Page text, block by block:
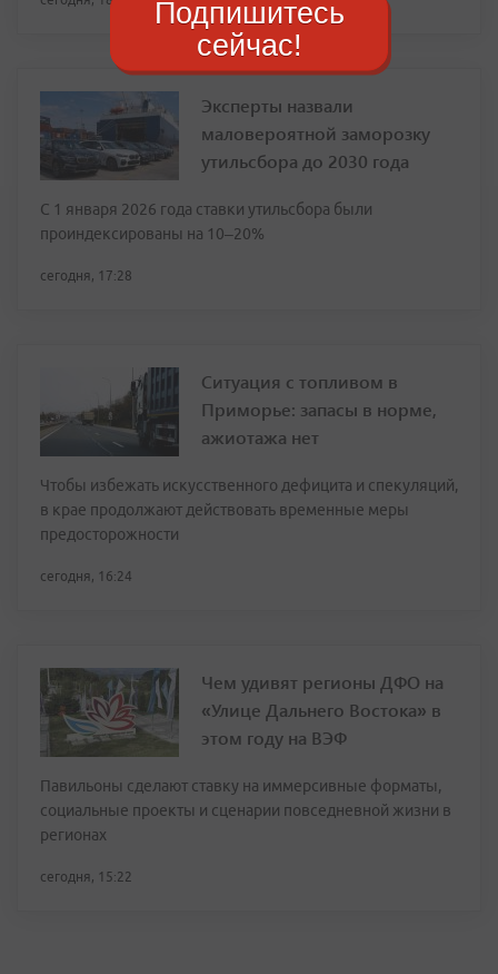
Эксперты назвали
маловероятной заморозку
утильсбора до 2030 года
С 1 января 2026 года ставки утильсбора были
проиндексированы на 10–20%
сегодня, 17:28
Ситуация с топливом в
Приморье: запасы в норме,
ажиотажа нет
Чтобы избежать искусственного дефицита и спекуляций,
в крае продолжают действовать временные меры
предосторожности
сегодня, 16:24
Чем удивят регионы ДФО на
«Улице Дальнего Востока» в
этом году на ВЭФ
Павильоны сделают ставку на иммерсивные форматы,
социальные проекты и сценарии повседневной жизни в
регионах
сегодня, 15:22
Подпишитесь
сейчас!